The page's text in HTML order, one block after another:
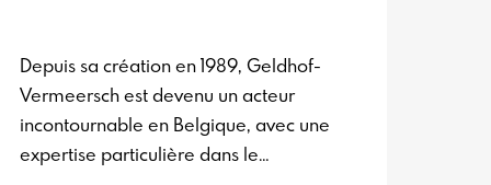
Depuis sa création en 1989, Geldhof-
Vermeersch est devenu un acteur
incontournable en Belgique, avec une
expertise particulière dans le